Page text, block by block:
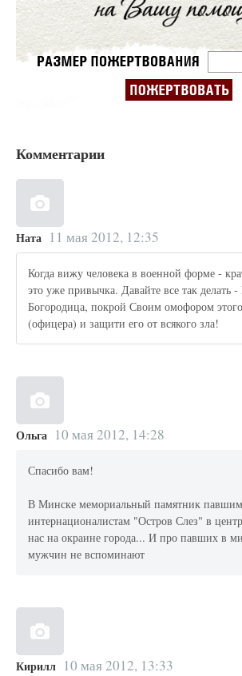
Комментарии
Ната 11 мая 2012, 12:35
Когда вижу человека в военной форме -
это уже привычка. Давайте все так делать -
Богородица, покрой Своим омофором
(офицера) и защити его от всякого зла!
Ольга 10 мая 2012, 14:28
Спасибо вам!
В Минске мемориальный памятник
интернационалистам "Остров Слез" в
нас на окраине города... И про павших в
мужчин не вспоминают
Кирилл 10 мая 2012, 13:33